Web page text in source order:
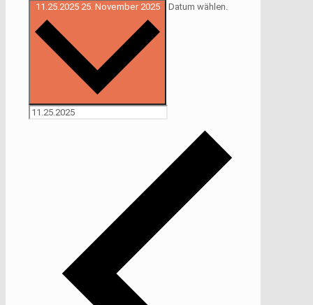
11.25.2025 25. November 2025 Datum wählen.